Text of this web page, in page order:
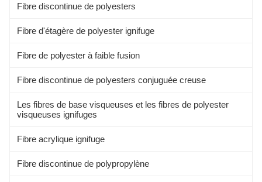
Fibre discontinue de polyesters
Fibre d'étagère de polyester ignifuge
Fibre de polyester à faible fusion
Fibre discontinue de polyesters conjuguée creuse
Les fibres de base visqueuses et les fibres de polyester
visqueuses ignifuges
Fibre acrylique ignifuge
Fibre discontinue de polypropylène